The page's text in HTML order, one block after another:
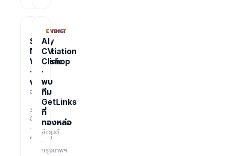
TRAINING
Salary
Negotiation
Workshop
·
ฟรี
อบรม
·
3
ชั่วโมง
·
ออนไลน์
EVENT
AI
CV
Clinic
·
พบ
ทีม
GetLinks
ที่
ทองหล่อ
อีเวนต์
·
กรุงเทพฯ